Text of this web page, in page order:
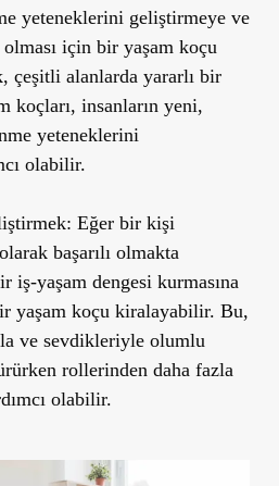
yeteneklerini geliştirmeye ve
için bir yaşam koçu
çeşitli alanlarda yararlı bir
koçları, insanların yeni,
yeteneklerini
olabilir.
Eğer bir kişi
başarılı olmakta
iş-yaşam dengesi kurmasına
yaşam koçu kiralayabilir. Bu,
ve sevdikleriyle olumlu
rollerinden daha fazla
olabilir.